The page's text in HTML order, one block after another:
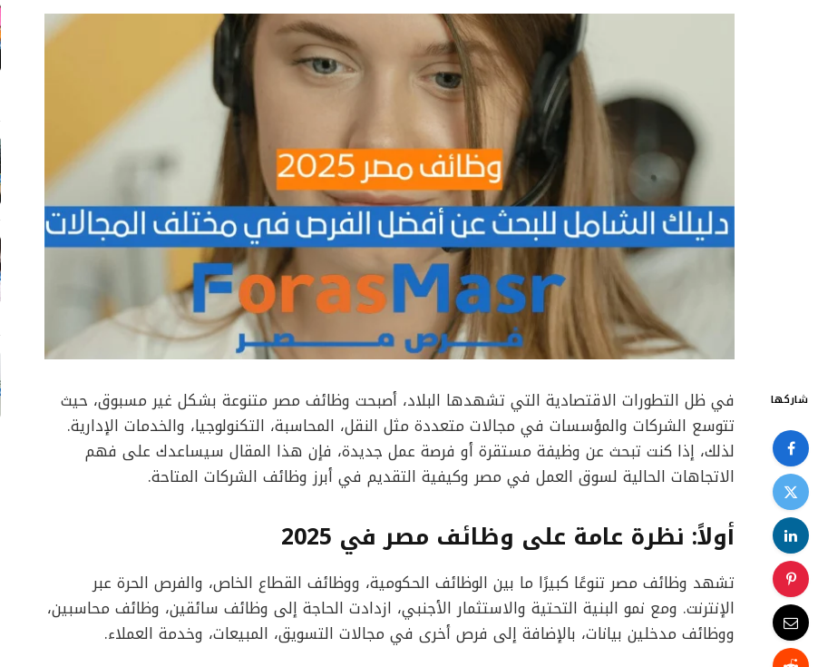
شاركها
في ظل التطورات الاقتصادية التي تشهدها البلاد، أصبحت وظائف مصر متنوعة بشكل غير مسبوق، حيث
تتوسع الشركات والمؤسسات في مجالات متعددة مثل النقل، المحاسبة، التكنولوجيا، والخدمات الإدارية.
لذلك، إذا كنت تبحث عن وظيفة مستقرة أو فرصة عمل جديدة، فإن هذا المقال سيساعدك على فهم
الاتجاهات الحالية لسوق العمل في مصر وكيفية التقديم في أبرز وظائف الشركات المتاحة.
أولاً: نظرة عامة على وظائف مصر في 2025
تشهد وظائف مصر تنوعًا كبيرًا ما بين الوظائف الحكومية، ووظائف القطاع الخاص، والفرص الحرة عبر
الإنترنت. ومع نمو البنية التحتية والاستثمار الأجنبي، ازدادت الحاجة إلى وظائف سائقين، وظائف محاسبين،
ووظائف مدخلين بيانات، بالإضافة إلى فرص أخرى في مجالات التسويق، المبيعات، وخدمة العملاء.